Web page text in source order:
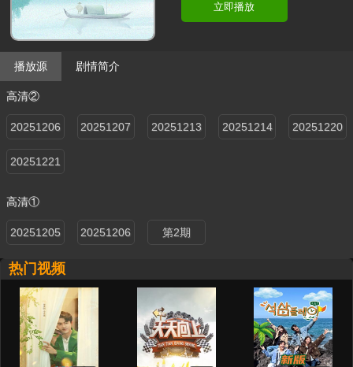
立即播放
播放源 剧情简介
高清②
20251206 20251207 20251213 20251214 20251220
20251221
高清①
20251205
20251206
第2期
热门视频